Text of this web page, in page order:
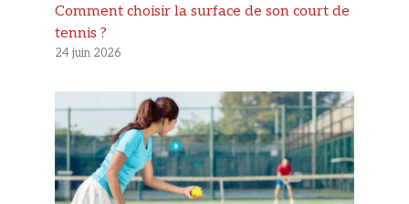
Comment choisir la surface de son court de
tennis ?
24 juin 2026